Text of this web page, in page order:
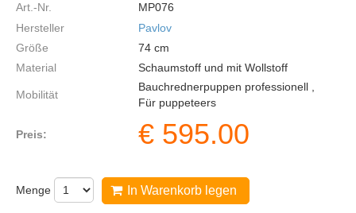
Art.-Nr.
MP076
Hersteller
Pavlov
Größe
74 cm
Material
Schaumstoff und mit Wollstoff
Mobilität
Bauchrednerpuppen professionell ,
Für puppeteers
Preis: € 595.00
Menge In Warenkorb legen